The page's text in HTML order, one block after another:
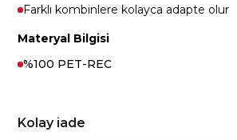
Farklı kombinlere kolayca adapte olur
Materyal Bilgisi
%100 PET-REC
Kolay iade